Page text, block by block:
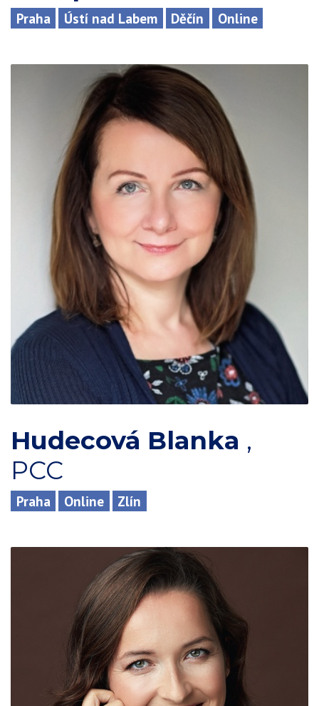
Praha Ústí nad Labem Děčín Online
Hudecová Blanka ,
PCC
Praha Online Zlín